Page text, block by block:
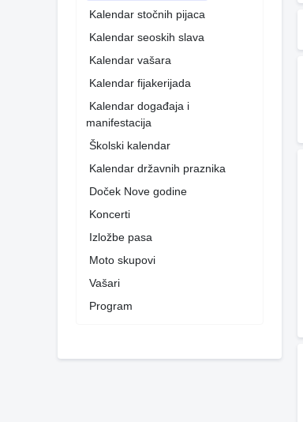
Kalendar stočnih pijaca
Kalendar seoskih slava
Kalendar vašara
Kalendar fijakerijada
Kalendar događaja i
manifestacija
Školski kalendar
Kalendar državnih praznika
Doček Nove godine
Koncerti
Izložbe pasa
Moto skupovi
Vašari
Program